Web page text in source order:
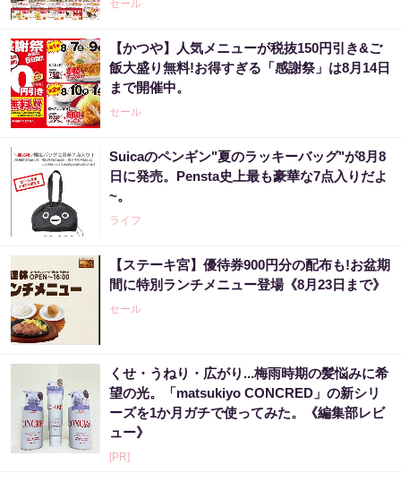
セール
【かつや】人気メニューが税抜150円引き&ご
飯大盛り無料!お得すぎる「感謝祭」は8月14日
まで開催中。
セール
Suicaのペンギン"夏のラッキーバッグ"が8月8
日に発売。Pensta史上最も豪華な7点入りだよ
~。
ライフ
【ステーキ宮】優待券900円分の配布も!お盆期
間に特別ランチメニュー登場《8月23日まで》
セール
くせ・うねり・広がり...梅雨時期の髪悩みに希
望の光。「matsukiyo CONCRED」の新シリ
ーズを1か月ガチで使ってみた。《編集部レビ
ュー》
[PR]